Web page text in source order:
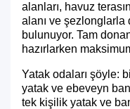
alanları, havuz
alanı ve şezlonglarla
bulunuyor. Tam
hazırlarken
Yatak odaları şöyle:
yatak ve ebeveyn
tek kişilik yatak ve